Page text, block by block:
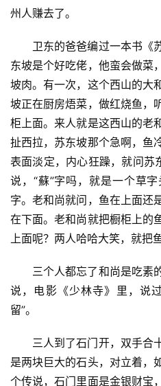
文
生
活
情
感
旅
游
育
娱
乐
题
登录
州人赚去了。
卫东的爸爸编过一本书《
东坡是个好吃佬，他蛮会做菜
坡肉。有一次，这个西山的大
坡正在厨房焐菜，做红烧鱼，
柜上面。来人就是这西山的老
扯西拉，苏东坡那个急啊，鱼
表面淡定，内心狂躁，就问苏
说，“蘇”字吗，就是一个草
字。老和尚就问，鱼在上面还
在下面。老和尚就把橱柜上的
上面呢？两人哈哈大笑，就把
三个人都忘了和尚是吃素
说，电影《少林寺》里，说
留”。
三人到了石门开，双手合
是两块巨大的石头，对立着，
个传说，石门里面是金银财宝